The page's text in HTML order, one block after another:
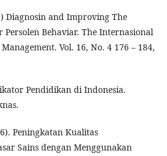
Diagnosin and Improving The
Persolen Behaviar. The Internasional
Vol. 16, No. 4 176 – 184,
Pendidikan di Indonesia.
Peningkatan Kualitas
Sains dengan Menggunakan